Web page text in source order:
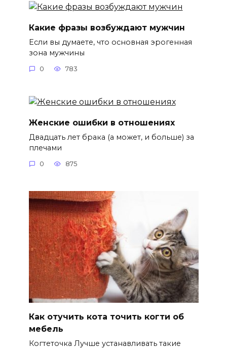
Какие фразы возбуждают мужчин
Если вы думаете, что основная эрогенная
зона мужчины
0 783
Женские ошибки в отношениях
Двадцать лет брака (а может, и больше) за
плечами
0 875
Как отучить кота точить когти об
мебель
Когтеточка Лучше устанавливать такие